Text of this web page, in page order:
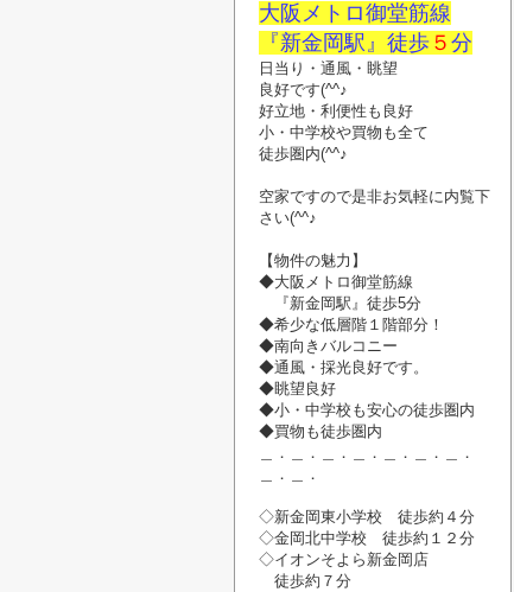
大阪メトロ御堂筋線
『新金岡駅』徒歩 ５ 分
日当り・通風・ 眺望
良好です(^^♪
好立地・利便性も良好
小・中学校や買物 も全て
徒歩圏内(^^♪
空家ですので是非お気軽に内覧下
さい(^^♪
【物件の魅力】
◆大阪メトロ御堂筋線
『新金岡駅』 徒歩5分
◆希少な低層階１階部分！
◆南向きバルコニー
◆通風・ 採光良好です。
◆眺望良好
◆小・中学校も安心の徒歩圏内
◆買物も徒歩圏内
＿．＿．＿．＿．＿．＿．＿．
＿．＿．
◇新金岡東小学校 徒歩約４分
◇金岡北中学校 徒歩約１２分
◇イオンそよら新金岡店
徒歩約７分